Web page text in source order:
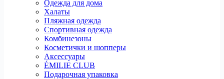
Одежда для дома
Халаты
Пляжная одежда
Спортивная одежда
Комбинезоны
Косметички и шопперы
Аксессуары
ÉMILIE CLUB
Подарочная упаковка